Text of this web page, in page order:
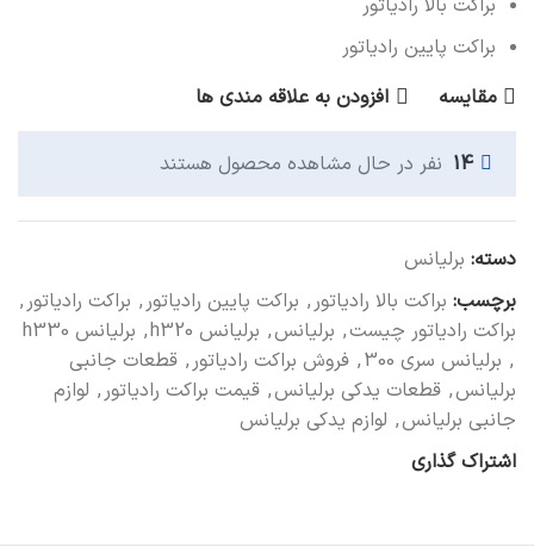
براکت بالا رادیاتور
براکت پایین رادیاتور
مقایسه
افزودن به علاقه مندی ها
14 نفر در حال مشاهده محصول هستند
دسته: برلیانس
برچسب: براکت بالا رادیاتور, براکت پایین رادیاتور, براکت رادیاتور,
براکت رادیاتور چیست, برلیانس, برلیانس h320 , برلیانس h330
, برلیانس سری 300 , فروش براکت رادیاتور, قطعات جانبی
برلیانس, قطعات یدکی برلیانس, قیمت براکت رادیاتور, لوازم
جانبی برلیانس, لوازم یدکی برلیانس
اشتراک گذاری